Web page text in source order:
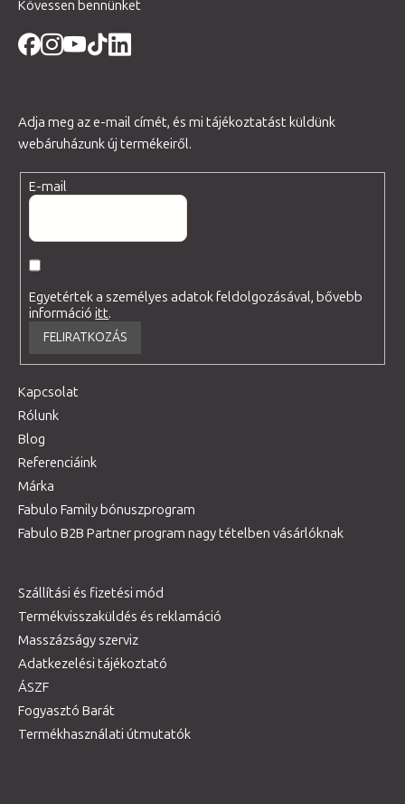
Kövessen bennünket
Adja meg az e-mail címét, és mi tájékoztatást küldünk
webáruházunk új termékeiről.
E-mail
Egyetértek a személyes adatok feldolgozásával, bővebb
információitt.
FELIRATKOZÁS
Kapcsolat
Rólunk
Blog
Referenciáink
Márka
Fabulo Family bónuszprogram
Fabulo B2B Partner program nagy tételben vásárlóknak
Szállítási és fizetési mód
Termékvisszaküldés és reklamáció
Masszázságy szerviz
Adatkezelési tájékoztató
ÁSZF
Fogyasztó Barát
Termékhasználati útmutatók